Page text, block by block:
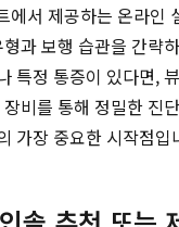
에서 제공하는 온라인
과 보행 습관을 간략
특정 통증이 있다면,
비를 통해 정밀한 진
가장 중요한 시작점입